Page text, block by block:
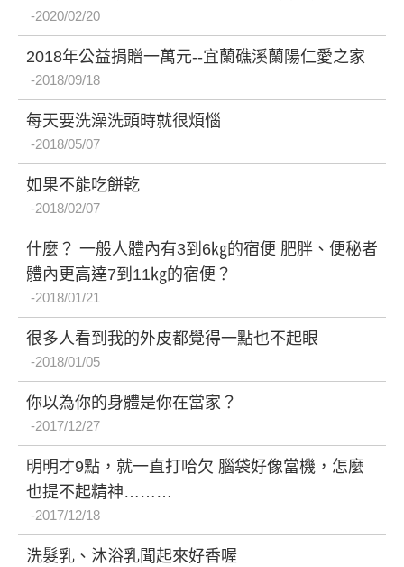
2020/02/20
2018年公益捐贈一萬元--宜蘭礁溪蘭陽仁愛之家
2018/09/18
每天要洗澡洗頭時就很煩惱
2018/05/07
如果不能吃餅乾
2018/02/07
什麼？ 一般人體內有3到6㎏的宿便 肥胖、便秘者
體內更高達7到11㎏的宿便？
2018/01/21
很多人看到我的外皮都覺得一點也不起眼
2018/01/05
你以為你的身體是你在當家？
2017/12/27
明明才9點，就一直打哈欠 腦袋好像當機，怎麼
也提不起精神………
2017/12/18
洗髮乳、沐浴乳聞起來好香喔